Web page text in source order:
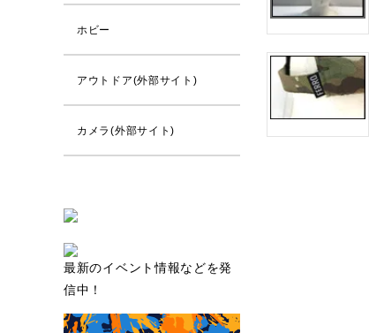
ホビー
アウトドア(外部サイト)
カメラ(外部サイト)
最新のイベント情報などを発
信中！